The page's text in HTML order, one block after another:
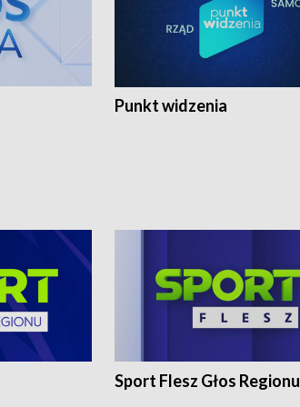
Punkt widzenia
Sport Flesz Głos Regionu